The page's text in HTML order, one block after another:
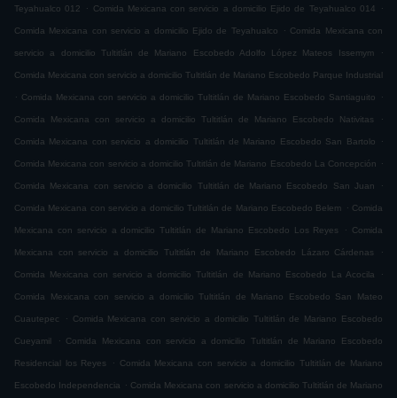
Teyahualco 012 . Comida Mexicana con servicio a domicilio Ejido de Teyahualco 014 .
Comida Mexicana con servicio a domicilio Ejido de Teyahualco . Comida Mexicana con
servicio a domicilio Tultitlán de Mariano Escobedo Adolfo López Mateos Issemym .
Comida Mexicana con servicio a domicilio Tultitlán de Mariano Escobedo Parque Industrial
. Comida Mexicana con servicio a domicilio Tultitlán de Mariano Escobedo Santiaguito .
Comida Mexicana con servicio a domicilio Tultitlán de Mariano Escobedo Nativitas .
Comida Mexicana con servicio a domicilio Tultitlán de Mariano Escobedo San Bartolo .
Comida Mexicana con servicio a domicilio Tultitlán de Mariano Escobedo La Concepción .
Comida Mexicana con servicio a domicilio Tultitlán de Mariano Escobedo San Juan .
Comida Mexicana con servicio a domicilio Tultitlán de Mariano Escobedo Belem . Comida
Mexicana con servicio a domicilio Tultitlán de Mariano Escobedo Los Reyes . Comida
Mexicana con servicio a domicilio Tultitlán de Mariano Escobedo Lázaro Cárdenas .
Comida Mexicana con servicio a domicilio Tultitlán de Mariano Escobedo La Acocila .
Comida Mexicana con servicio a domicilio Tultitlán de Mariano Escobedo San Mateo
Cuautepec . Comida Mexicana con servicio a domicilio Tultitlán de Mariano Escobedo
Cueyamil . Comida Mexicana con servicio a domicilio Tultitlán de Mariano Escobedo
Residencial los Reyes . Comida Mexicana con servicio a domicilio Tultitlán de Mariano
Escobedo Independencia . Comida Mexicana con servicio a domicilio Tultitlán de Mariano